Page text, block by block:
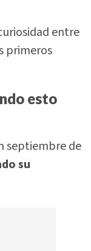
entre
primeros
esto
septiembre de
su